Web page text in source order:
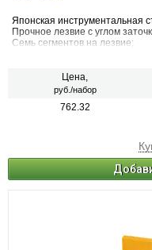
Японская инструментальная
Прочное лезвие с углом
Семь сегментов на лезвие;
Цена,
руб./набор
762.32